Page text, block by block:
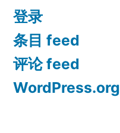
登录
条目 feed
评论 feed
WordPress.org